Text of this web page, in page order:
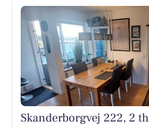
Skanderborgvej 222, 2